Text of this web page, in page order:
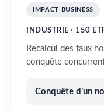
IMPACT BUSINESS
INDUSTRIE · 150
Recalcul des taux
conquête
Conquête d’un